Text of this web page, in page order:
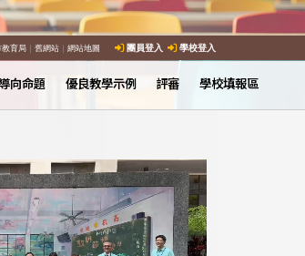
教育局｜ 舊網站｜ 網站地圖 團員登入 學校登入
向命題 優良教學示例 評審 學校填報區